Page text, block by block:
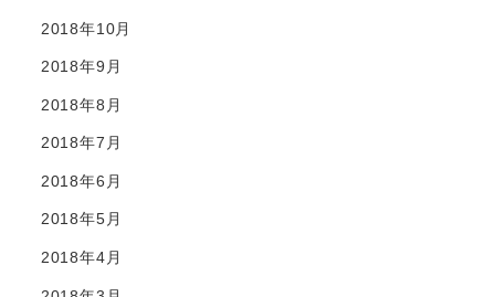
2018年10月
2018年9月
2018年8月
2018年7月
2018年6月
2018年5月
2018年4月